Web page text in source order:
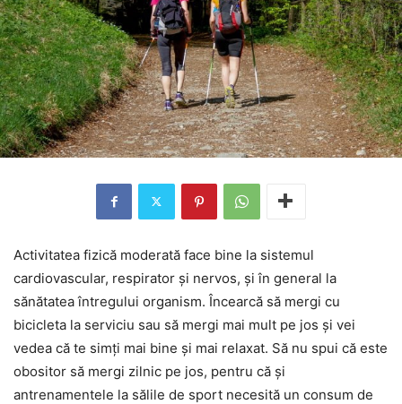
Activitatea fizică moderată face bine la sistemul
cardiovascular, respirator și nervos, și în general la
sănătatea întregului organism. Încearcă să mergi cu
bicicleta la serviciu sau să mergi mai mult pe jos și vei
vedea că te simți mai bine și mai relaxat. Să nu spui că este
obositor să mergi zilnic pe jos, pentru că și
antrenamentele la sălile de sport necesită un consum de